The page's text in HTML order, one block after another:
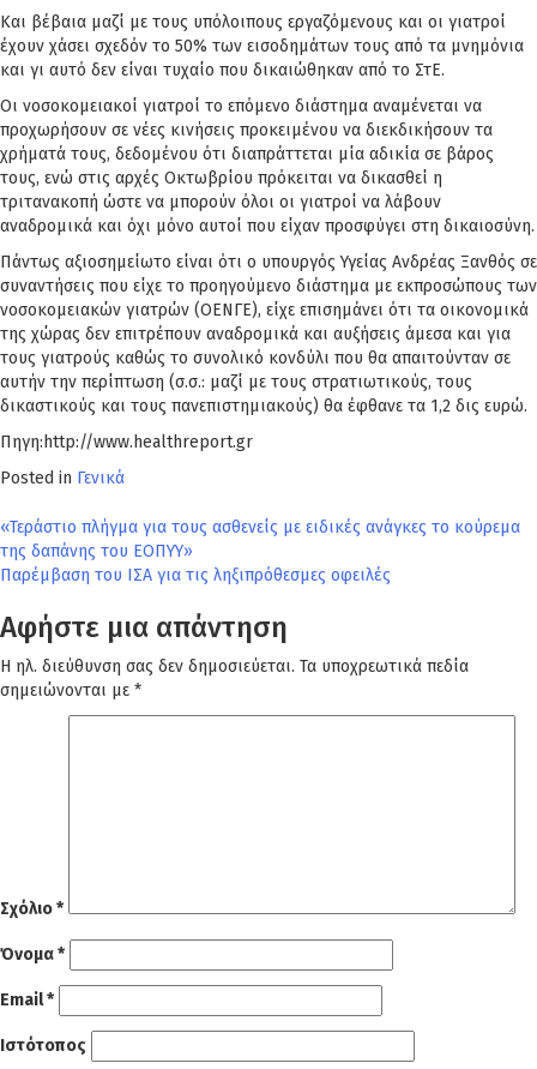
Και βέβαια μαζί με τους υπόλοιπους εργαζόμενους και οι γιατροί
έχουν χάσει σχεδόν το 50% των εισοδημάτων τους από τα μνημόνια
και γι αυτό δεν είναι τυχαίο που δικαιώθηκαν από το ΣτΕ.
Οι νοσοκομειακοί γιατροί το επόμενο διάστημα αναμένεται να
προχωρήσουν σε νέες κινήσεις προκειμένου να διεκδικήσουν τα
χρήματά τους, δεδομένου ότι διαπράττεται μία αδικία σε βάρος
τους, ενώ στις αρχές Οκτωβρίου πρόκειται να δικασθεί η
τριτανακοπή ώστε να μπορούν όλοι οι γιατροί να λάβουν
αναδρομικά και όχι μόνο αυτοί που είχαν προσφύγει στη δικαιοσύνη.
Πάντως αξιοσημείωτο είναι ότι ο υπουργός Υγείας Ανδρέας Ξανθός σε
συναντήσεις που είχε το προηγούμενο διάστημα με εκπροσώπους των
νοσοκομειακών γιατρών (ΟΕΝΓΕ), είχε επισημάνει ότι τα οικονομικά
της χώρας δεν επιτρέπουν αναδρομικά και αυξήσεις άμεσα και για
τους γιατρούς καθώς το συνολικό κονδύλι που θα απαιτούνταν σε
αυτήν την περίπτωση (σ.σ.: μαζί με τους στρατιωτικούς, τους
δικαστικούς και τους πανεπιστημιακούς) θα έφθανε τα 1,2 δις ευρώ.
Πηγη:http://www.healthreport.gr
Posted in Γενικά
Πλοήγηση
άρθρων
«Τεράστιο πλήγμα για τους ασθενείς με ειδικές ανάγκες το κούρεμα
της δαπάνης του ΕΟΠΥΥ»
Παρέμβαση του ΙΣΑ για τις ληξιπρόθεσμες οφειλές
Αφήστε μια απάντηση
Η ηλ. διεύθυνση σας δεν δημοσιεύεται. Τα υποχρεωτικά πεδία
σημειώνονται με *
Σχόλιο*
Όνομα*
Email*
Ιστότοπος